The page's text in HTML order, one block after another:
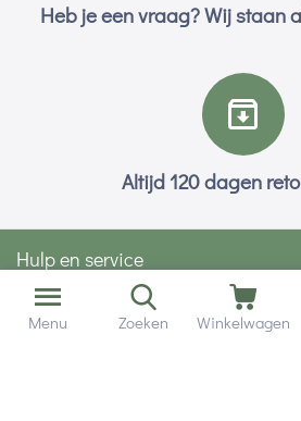
Heb je een vraag? Wij staan
Altijd 120 dagen
Hulp en service
Contact gegevens
Menu Zoeken Winkelwagen